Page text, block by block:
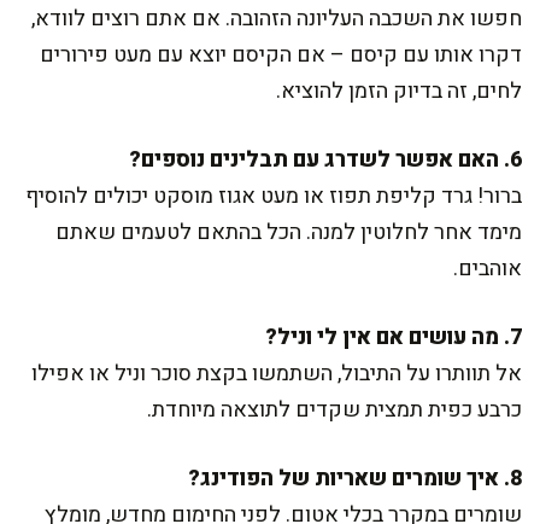
חפשו את השכבה העליונה הזהובה. אם אתם רוצים לוודא,
דקרו אותו עם קיסם – אם הקיסם יוצא עם מעט פירורים
לחים, זה בדיוק הזמן להוציא.
6. האם אפשר לשדרג עם תבלינים נוספים?
ברור! גרד קליפת תפוז או מעט אגוז מוסקט יכולים להוסיף
מימד אחר לחלוטין למנה. הכל בהתאם לטעמים שאתם
אוהבים.
7. מה עושים אם אין לי וניל?
אל תוותרו על התיבול, השתמשו בקצת סוכר וניל או אפילו
כרבע כפית תמצית שקדים לתוצאה מיוחדת.
8. איך שומרים שאריות של הפודינג?
שומרים במקרר בכלי אטום. לפני החימום מחדש, מומלץ